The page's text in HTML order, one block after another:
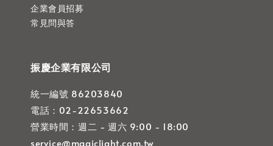
企業會員招募
常見問與答
振慶企業有限公司
統一編號 86203840
電話：02-22653662
營業時間：週二 - 週六 9:00 - 18:00
service@magiclight.com.tw